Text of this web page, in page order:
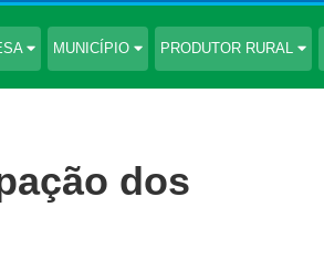
MUNICÍPIO PRODUTOR RURAL
dos